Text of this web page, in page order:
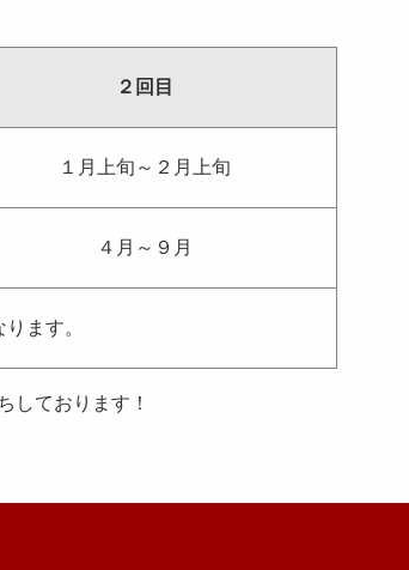
２回目
１月上旬～２月上旬
４月～９月
ます。
しております！